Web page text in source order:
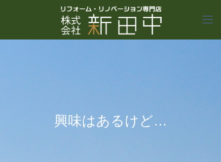
興味はあるけど…